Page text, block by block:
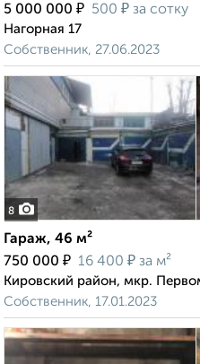
5 000 000 ₽ 500 ₽ за сотку
Нагорная 17
Собственник, 27.06.2023
8
Гараж, 46 м²
750 000 ₽ 16 400 ₽ за м²
Кировский район, мкр.
Собственник, 17.01.2023